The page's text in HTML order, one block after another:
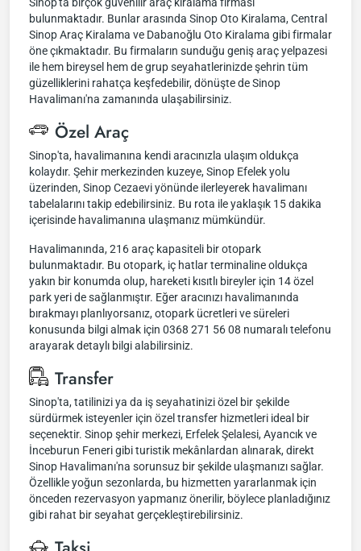
bulunmaktadır. Bunlar arasında Sinop Oto Kiralama, Central
Sinop Araç Kiralama ve Dabanoğlu Oto Kiralama gibi firmalar
öne çıkmaktadır. Bu firmaların sunduğu geniş araç yelpazesi
ile hem bireysel hem de grup seyahatlerinizde şehrin tüm
güzelliklerini rahatça keşfedebilir, dönüşte de Sinop
Havalimanı'na zamanında ulaşabilirsiniz.
Özel Araç
Sinop'ta, havalimanına kendi aracınızla ulaşım oldukça
kolaydır. Şehir merkezinden kuzeye, Sinop Efelek yolu
üzerinden, Sinop Cezaevi yönünde ilerleyerek havalimanı
tabelalarını takip edebilirsiniz. Bu rota ile yaklaşık 15 dakika
içerisinde havalimanına ulaşmanız mümkündür.
Havalimanında, 216 araç kapasiteli bir otopark
bulunmaktadır. Bu otopark, iç hatlar terminaline oldukça
yakın bir konumda olup, hareketi kısıtlı bireyler için 14 özel
park yeri de sağlanmıştır. Eğer aracınızı havalimanında
bırakmayı planlıyorsanız, otopark ücretleri ve süreleri
konusunda bilgi almak için 0368 271 56 08 numaralı telefonu
arayarak detaylı bilgi alabilirsiniz.
Transfer
Sinop'ta, tatilinizi ya da iş seyahatinizi özel bir şekilde
sürdürmek isteyenler için özel transfer hizmetleri ideal bir
seçenektir. Sinop şehir merkezi, Erfelek Şelalesi, Ayancık ve
İnceburun Feneri gibi turistik mekânlardan alınarak, direkt
Sinop Havalimanı'na sorunsuz bir şekilde ulaşmanızı sağlar.
Özellikle yoğun sezonlarda, bu hizmetten yararlanmak için
önceden rezervasyon yapmanız önerilir, böylece planladığınız
gibi rahat bir seyahat gerçekleştirebilirsiniz.